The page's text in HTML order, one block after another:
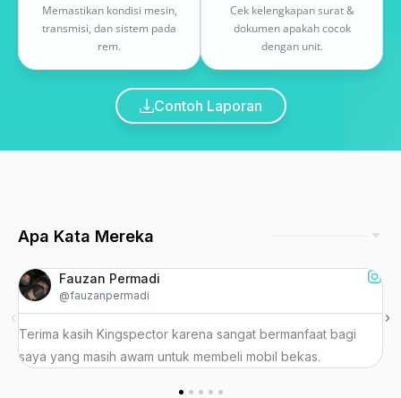
Memastikan kondisi mesin,
transmisi, dan sistem pada
rem.
Cek kelengkapan surat &
dokumen apakah cocok
dengan unit.
Contoh Laporan
Apa Kata Mereka
Fauzan Permadi
@fauzanpermadi
Terima kasih Kingspector karena sangat bermanfaat bagi
saya yang masih awam untuk membeli mobil bekas.